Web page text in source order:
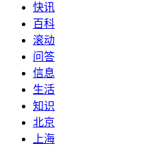
快讯
百科
滚动
问答
信息
生活
知识
北京
上海